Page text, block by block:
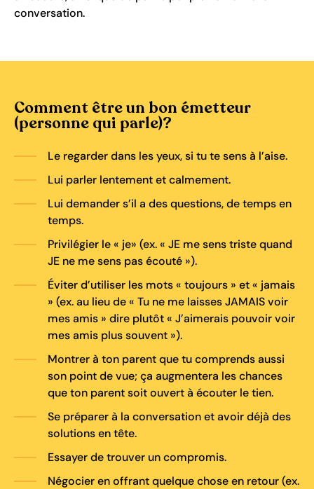
conversation.
Comment être un bon émetteur
(personne qui parle)?
Le regarder dans les yeux, si tu te sens à l’aise.
Lui parler lentement et calmement.
Lui demander s’il a des questions, de temps en
temps.
Privilégier le « je» (ex. « JE me sens triste quand
JE ne me sens pas écouté »).
Éviter d’utiliser les mots « toujours » et « jamais
» (ex. au lieu de « Tu ne me laisses JAMAIS voir
mes amis » dire plutôt « J’aimerais pouvoir voir
mes amis plus souvent »).
Montrer à ton parent que tu comprends aussi
son point de vue; ça augmentera les chances
que ton parent soit ouvert à écouter le tien.
Se préparer à la conversation et avoir déjà des
solutions en tête.
Essayer de trouver un compromis.
Négocier en offrant quelque chose en retour (ex.